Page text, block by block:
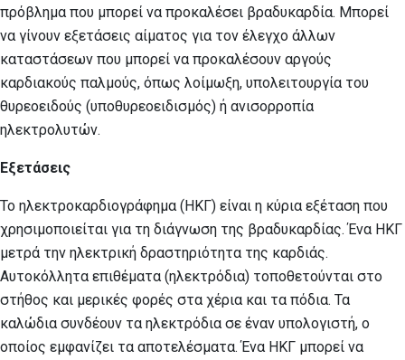
πρόβλημα που μπορεί να προκαλέσει βραδυκαρδία. Μπορεί
να γίνουν εξετάσεις αίματος για τον έλεγχο άλλων
καταστάσεων που μπορεί να προκαλέσουν αργούς
καρδιακούς παλμούς, όπως λοίμωξη, υπολειτουργία του
θυρεοειδούς (υποθυρεοειδισμός) ή ανισορροπία
ηλεκτρολυτών.
Εξετάσεις
Το ηλεκτροκαρδιογράφημα (ΗΚΓ) είναι η κύρια εξέταση που
χρησιμοποιείται για τη διάγνωση της βραδυκαρδίας. Ένα ΗΚΓ
μετρά την ηλεκτρική δραστηριότητα της καρδιάς.
Αυτοκόλλητα επιθέματα (ηλεκτρόδια) τοποθετούνται στο
στήθος και μερικές φορές στα χέρια και τα πόδια. Τα
καλώδια συνδέουν τα ηλεκτρόδια σε έναν υπολογιστή, ο
οποίος εμφανίζει τα αποτελέσματα. Ένα ΗΚΓ μπορεί να